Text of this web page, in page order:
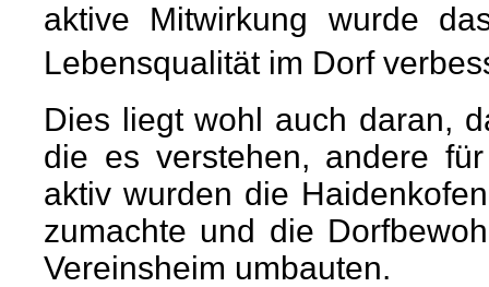
aktive Mitwirkung wurde
Lebensqualität im Dorf
Dies liegt wohl auch daran,
die es verstehen, andere
aktiv wurden die
zumachte und die
Vereinsheim umbauten.